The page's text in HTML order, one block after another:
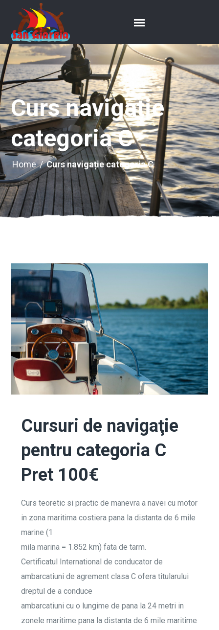
Curs navigație
categoria C
Home/Curs navigație categoria C
Cursuri de navigaţie
pentru categoria C
Pret 100€
Curs teoretic si practic de manevra a navei cu motor
in zona maritima costiera pana la distanta de 6 mile
marine (1
mila marina = 1.852 km) fata de tarm.
Certificatul International de conducator de
ambarcatiuni de agrement clasa C ofera titularului
dreptul de a conduce
ambarcatiuni cu o lungime de pana la 24 metri in
zonele maritime pana la distanta de 6 mile maritime